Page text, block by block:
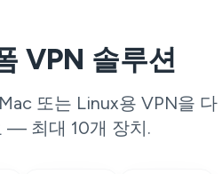
VPN 솔루션
또는 Linux용 VPN을 다
— 최대 10개 장치.